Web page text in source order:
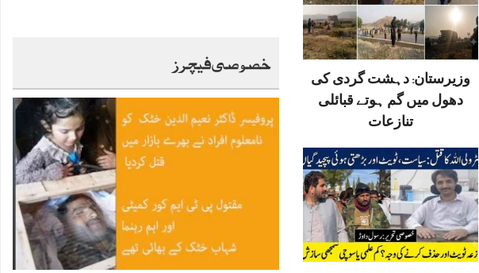
وزیرستان: دہشت گردی کی
دھول میں گم ہوتے قبائلی
تنازعات
خصوصی فیچرز